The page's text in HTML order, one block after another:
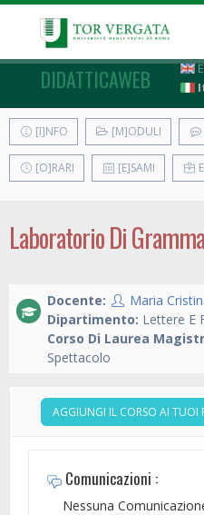
DIDATTICAWEB
[I]NFO [M]ODULI
[O]RARI [E]SAMI
Laboratorio Di
Docente:
Maria
Dipartimento: Lettere E
Corso Di Laurea
Spettacolo
AGGIUNGI IL CORSO AI TUOI
Comunicazioni :
Nessuna